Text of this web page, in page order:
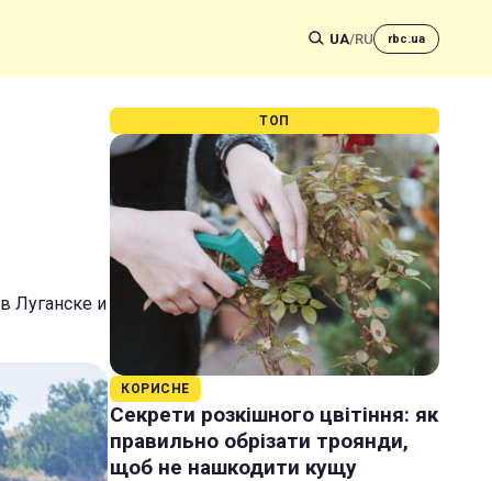
UA/RU rbc.ua
Луганске и
ТОП
КОРИСНЕ
Секрети розкішного цвітіння: як
правильно обрізати троянди,
щоб не нашкодити кущу